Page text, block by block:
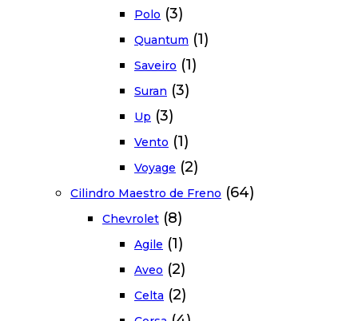
Polo (3)
Quantum (1)
Saveiro (1)
Suran (3)
Up (3)
Vento (1)
Voyage (2)
Cilindro Maestro de Freno (64)
Chevrolet (8)
Agile (1)
Aveo (2)
Celta (2)